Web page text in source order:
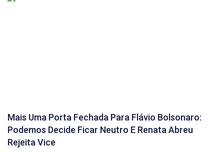
Mais Uma Porta Fechada Para Flávio Bolsonaro:
Podemos Decide Ficar Neutro E Renata Abreu
Rejeita Vice